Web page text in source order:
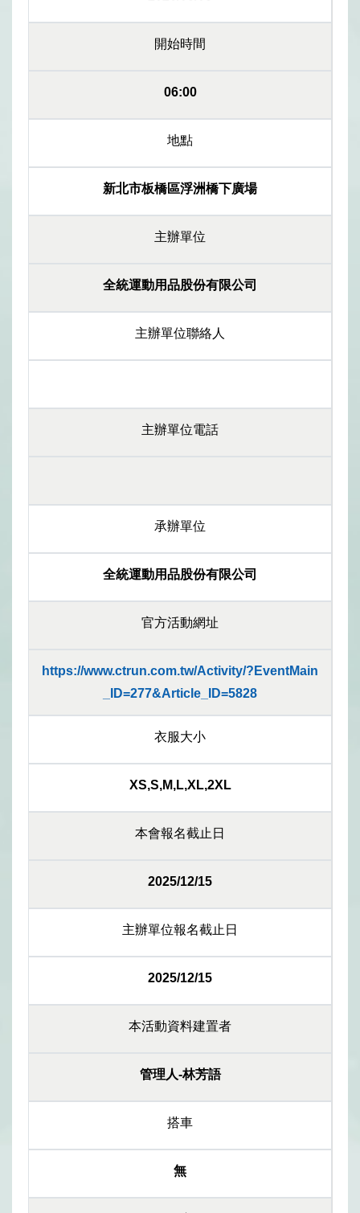
開始時間
06:00
地點
新北市板橋區浮洲橋下廣場
主辦單位
全統運動用品股份有限公司
主辦單位聯絡人
主辦單位電話
承辦單位
全統運動用品股份有限公司
官方活動網址
https://www.ctrun.com.tw/Activity/?EventMain
_ID=277&Article_ID=5828
衣服大小
XS,S,M,L,XL,2XL
本會報名截止日
2025/12/15
主辦單位報名截止日
2025/12/15
本活動資料建置者
管理人-林芳語
搭車
無